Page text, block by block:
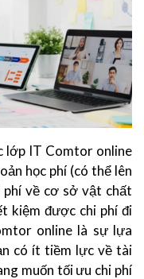
lớp IT Comtor online
học phí (có thể lên
phí về cơ sở vật chất
kiệm được chi phí đi
online là sự lựa
có ít tiềm lực về tài
muốn tối ưu chi phí